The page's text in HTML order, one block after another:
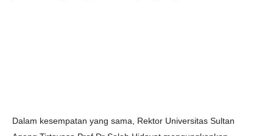
Dalam kesempatan yang sama, Rektor Universitas Sultan